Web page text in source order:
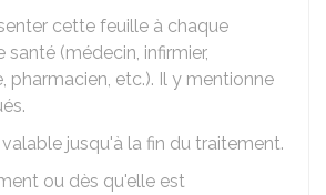
cette feuille à chaque
santé (médecin, infirmier,
pharmacien, etc.). Il y mentionne
jusqu'à la fin du traitement.
ou dès qu'elle est